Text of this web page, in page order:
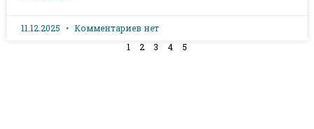
11.12.2025
Комментариев нет
1
2 3 4 5